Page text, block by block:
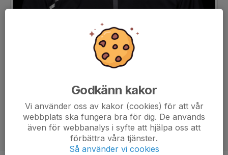
Godkänn kakor
Vi använder oss av kakor (cookies) för att vår
webbplats ska fungera bra för dig. De används
även för webbanalys i syfte att hjälpa oss att
förbättra våra tjänster.
Så använder vi cookies